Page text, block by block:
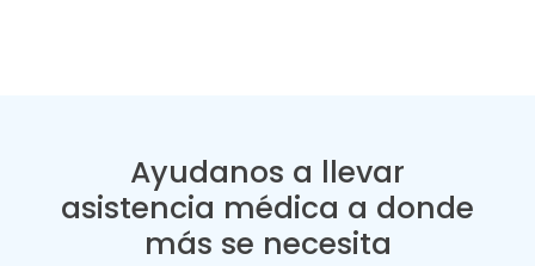
Ayudanos a llevar
asistencia médica a donde
más se necesita